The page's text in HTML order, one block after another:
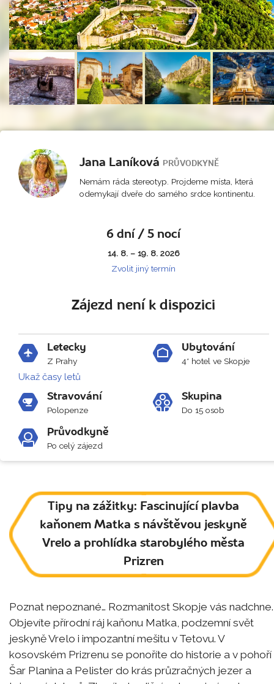
Jana Laníková PRŮVODKYNĚ
Nemám ráda stereotyp. Projdeme místa, která
odemykají dveře do samého srdce kontinentu.
6 dní / 5 nocí
14. 8. – 19. 8. 2026
Zvolit jiný termín
Zájezd není k dispozici
Letecky
Z Prahy
Ukaž časy letů
Ubytování
4* hotel ve Skopje
Stravování
Polopenze
Skupina
Do 15 osob
Průvodkyně
Po celý zájezd
Tipy na zážitky: Fascinující plavba
kaňonem Matka s návštěvou jeskyně
Vrelo a prohlídka starobylého města
Prizren
Poznat nepoznané… Rozmanitost Skopje vás nadchne.
Objevíte přírodní ráj kaňonu Matka, podzemní svět
jeskyně Vrelo i impozantní mešitu v Tetovu. V
kosovském Prizrenu se ponoříte do historie a v pohoří
Šar Planina a Pelister do krás průzračných jezer a